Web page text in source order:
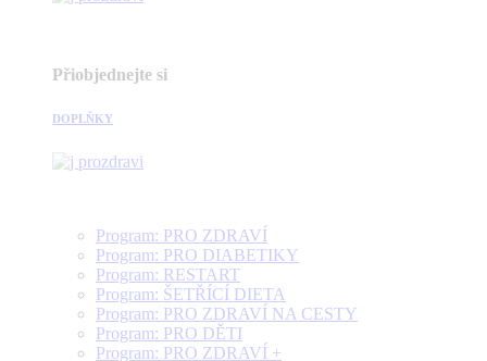
Přiobjednejte si
DOPLŇKY
Program: PRO ZDRAVÍ
Program: PRO DIABETIKY
Program: RESTART
Program: ŠETŘÍCÍ DIETA
Program: PRO ZDRAVÍ NA CESTY
Program: PRO DĚTI
Program: PRO ZDRAVÍ +